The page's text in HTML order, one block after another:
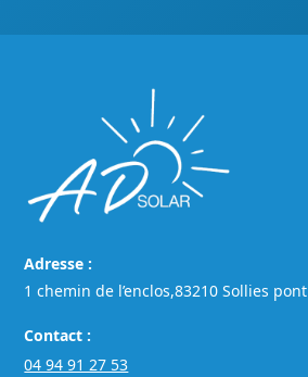
Adresse :
1 chemin de l’enclos,83210 Sollies pont
Contact :
04 94 91 27 53